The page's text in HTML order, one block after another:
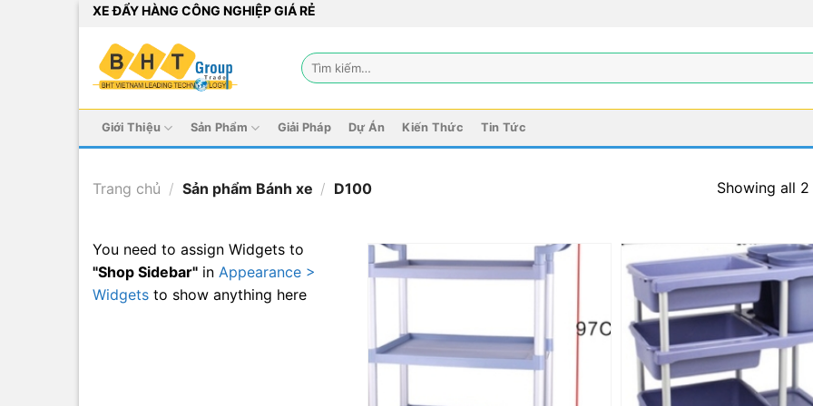
Bỏ
dung
XE ĐẨY HÀNG CÔNG NGHIỆP GIÁ RẺ
Tìm
kiếm:
Giới Thiệu Sản Phẩm Giải Pháp Dự Án Kiến Thức Tin Tức
Trang chủ / Sản phẩm Bánh xe / D100 Showing all
You need to assign Widgets to
"Shop Sidebar" in Appearance >
Widgets to show anything here